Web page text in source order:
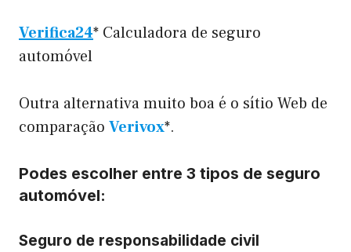
Verifica24* Calculadora de seguro
automóvel
Outra alternativa muito boa é o sítio Web de
comparação Verivox*.
Podes escolher entre 3 tipos de seguro
automóvel:
Seguro de responsabilidade civil